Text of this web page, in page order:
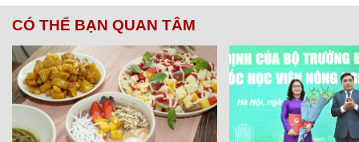
CÓ THỂ BẠN QUAN TÂM